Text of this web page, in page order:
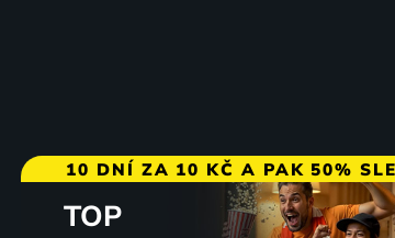
10 DNÍ ZA 10 KČ A PAK 50%
TOP